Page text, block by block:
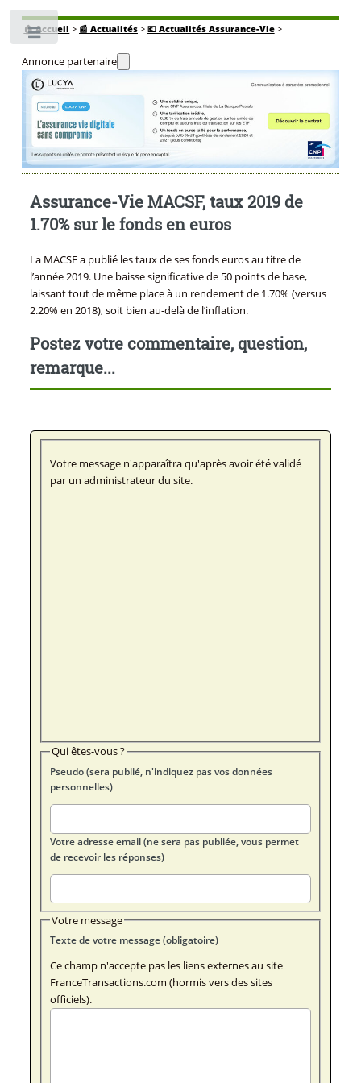
🏠Accueil > 📰 Actualités> 💶 Actualités Assurance-Vie>
Annonce partenaire
Assurance-Vie MACSF, taux 2019 de
1.70% sur le fonds en euros
La MACSF a publié les taux de ses fonds euros au titre de
l’année 2019. Une baisse significative de 50 points de base,
laissant tout de même place à un rendement de 1.70% (versus
2.20% en 2018), soit bien au-delà de l’inflation.
Postez votre commentaire, question,
remarque...
Votre message n'apparaîtra qu'après avoir été validé
par un administrateur du site.
Qui êtes-vous ?
Pseudo (sera publié, n'indiquez pas vos données
personnelles)
Votre adresse email (ne sera pas publiée, vous permet
de recevoir les réponses)
Votre message
Texte de votre message (obligatoire)
Ce champ n'accepte pas les liens externes au site
FranceTransactions.com (hormis vers des sites
officiels).
Toggle